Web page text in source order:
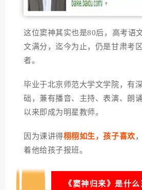
这位窦神其实也是80后，高考语
文满分，迄今为止，仍是甘肃考
者。
毕业于北京师范大学文学院，有
础，兼有播音、主持、表演、朗
以来即成为明星教师。
因为课讲得栩栩如生，孩子喜欢
着他给孩子报班。
《窦神归来》是什么